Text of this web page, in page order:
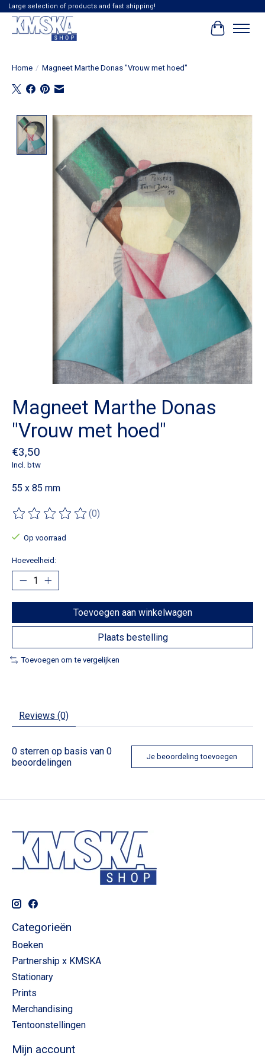
Large selection of products and fast shipping!
Home / Magneet Marthe Donas "Vrouw met hoed"
Product image slideshow Items
Magneet Marthe Donas
"Vrouw met hoed"
€3,50
Incl. btw
55 x 85 mm
De beoordeling van dit product is
(0)
Op voorraad
Hoeveelheid:
Toevoegen aan winkelwagen
Plaats bestelling
Toevoegen om te vergelijken
Reviews (0)
0 sterren op basis van 0
beoordelingen
Je beoordeling toevoegen
Categorieën
Boeken
Partnership x KMSKA
Stationary
Prints
Merchandising
Tentoonstellingen
Mijn account